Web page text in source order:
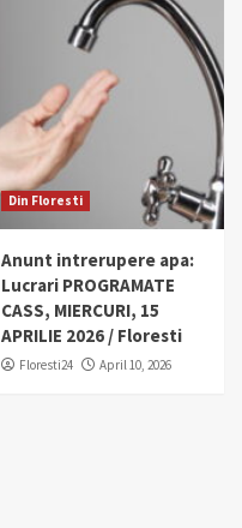
Din Floresti
Anunt intrerupere apa:
Lucrari PROGRAMATE
CASS, MIERCURI, 15
APRILIE 2026 / Floresti
Floresti24 April 10, 2026